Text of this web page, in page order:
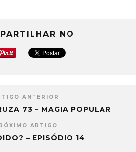
NO
ANTERIOR
73 – MAGIA POPULAR
ARTIGO
– EPISÓDIO 14